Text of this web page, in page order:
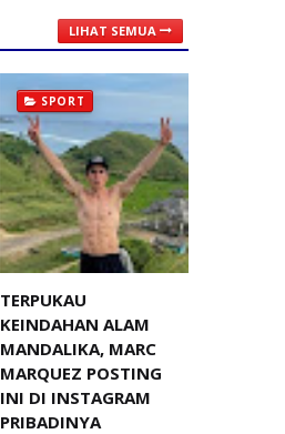
LIHAT SEMUA
SPORT
TERPUKAU
KEINDAHAN ALAM
MANDALIKA, MARC
MARQUEZ POSTING
INI DI INSTAGRAM
PRIBADINYA